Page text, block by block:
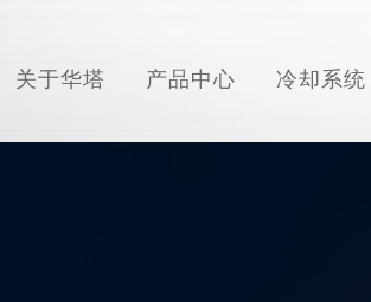
关于华塔 产品中心 冷却系统